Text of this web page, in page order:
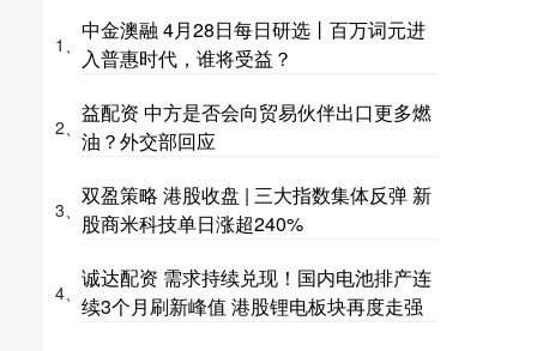
1、
中金澳融 4月28日每日研选丨百万词元进
入普惠时代，谁将受益？
2、
益配资 中方是否会向贸易伙伴出口更多燃
油？外交部回应
3、
双盈策略 港股收盘 | 三大指数集体反弹 新
股商米科技单日涨超240%
4、
诚达配资 需求持续兑现！国内电池排产连
续3个月刷新峰值 港股锂电板块再度走强